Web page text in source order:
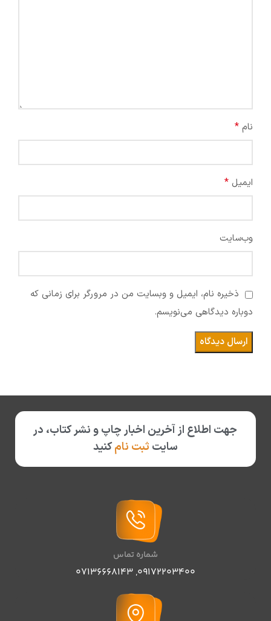
نام *
ایمیل *
وب‌سایت
ذخیره نام، ایمیل و وبسایت من در مرورگر برای زمانی که
دوباره دیدگاهی می‌نویسم.
جهت اطلاع از آخرین اخبار چاپ و نشر کتاب، در
سایت ثبت نامکنید
شماره تماس
09172203400
,
07136668143